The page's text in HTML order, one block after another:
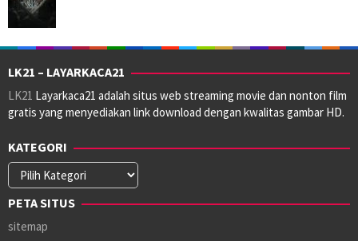
LK21 – LAYARKACA21
LK21 Layarkaca21 adalah situs web streaming movie dan nonton film
gratis yang menyediakan link download dengan kwalitas gambar HD.
KATEGORI
Kategori
PETA SITUS
sitemap